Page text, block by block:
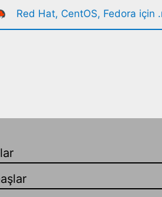
Red Hat, CentOS, Fedora için